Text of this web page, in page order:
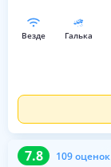
везде галька
7.8 109 оценок
7.8 109 оценок